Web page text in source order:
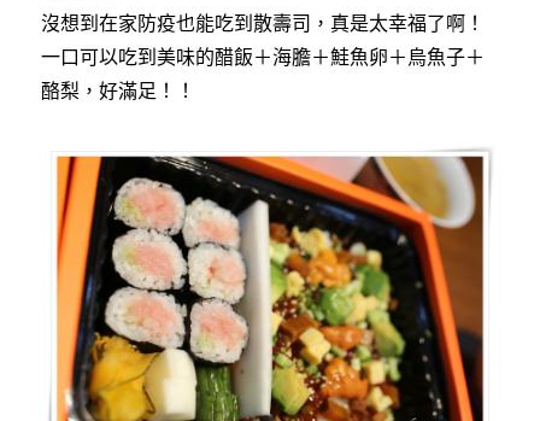
沒想到在家防疫也能吃到散壽司，真是太幸福了啊！
一口可以吃到美味的醋飯＋海膽＋鮭魚卵＋烏魚子＋
酪梨，好滿足！！